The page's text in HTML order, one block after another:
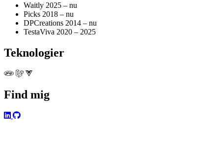
Waitly 2025 – nu
Picks 2018 – nu
DPCreations 2014 – nu
TestaViva 2020 – 2025
Teknologier
Find mig